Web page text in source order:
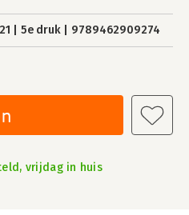
5e druk 9789462909274
vrijdag in huis